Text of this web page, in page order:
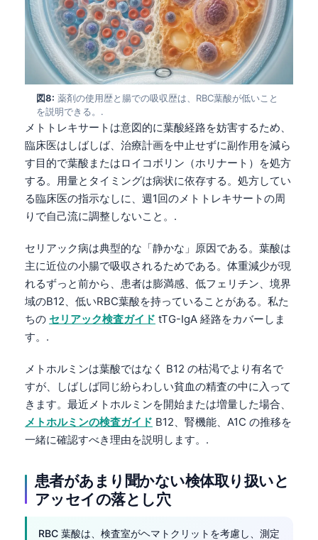
図8: 薬剤の使用歴と腸での吸収歴は、RBC葉酸が低いこと
を説明できる。.
メトトレキサートは意図的に葉酸経路を妨害するため、
臨床医はしばしば、治療計画を中止せずに副作用を減ら
す目的で葉酸またはロイコボリン（ホリナート）を処方
する。用量とタイミングは病状に依存する。処方してい
る臨床医の指示なしに、週1回のメトトレキサートの周
りで自己流に調整しないこと。.
セリアック病は典型的な「静かな」原因である。葉酸は
主に近位の小腸で吸収されるためである。体重減少が現
れるずっと前から、患者は膨満感、低フェリチン、境界
域のB12、低いRBC葉酸を持っていることがある。私た
ちの セリアック検査ガイド tTG-IgA 経路をカバーしま
す。.
メトホルミンは葉酸ではなく B12 の枯渇でより有名で
すが、しばしば同じ紛らわしい貧血の精査の中に入って
きます。最近メトホルミンを開始または増量した場合、
メトホルミンの検査ガイド B12、腎機能、A1C の推移を
一緒に確認すべき理由を説明します。.
患者があまり聞かない検体取り扱いと
アッセイの落とし穴
RBC 葉酸は、検査室がヘマトクリットを考慮し、測定
मराठी
తెలుగు
தமிழ்
ಕನ್ನಡ
മലയാളം
Bahasa Melayu
Tiếng Việt
ไทย
ဗမာစာ
Kiswahili
Українська
O‘zbekcha
Català
Қазақ тілі
Suomi
Hrvatski
Slovenčina
كوردی‎
پښتو